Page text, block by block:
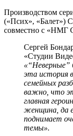
Производством
(«Псих», «Балет»)
совместно с «НМГ
Сергей
«Студии
«“Неверные”
эта история
семейных
важно, что
главная
женщина, да
поднимает
темы».